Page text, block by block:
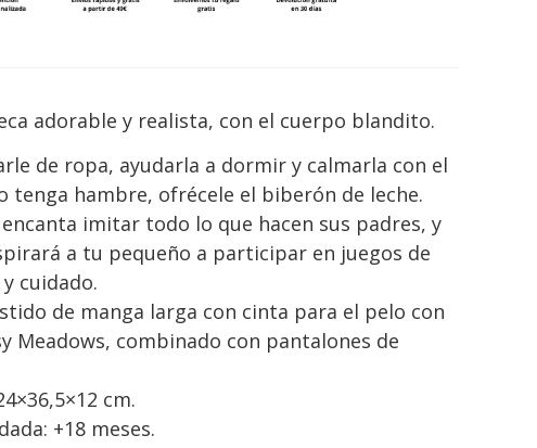
adorable y realista, con el cuerpo blandito.
de ropa, ayudarla a dormir y calmarla con el
tenga hambre, ofrécele el biberón de leche.
encanta imitar todo lo que hacen sus padres, y
a tu pequeño a participar en juegos de
cuidado.
de manga larga con cinta para el pelo con
Meadows, combinado con pantalones de
cm.
+18 meses.